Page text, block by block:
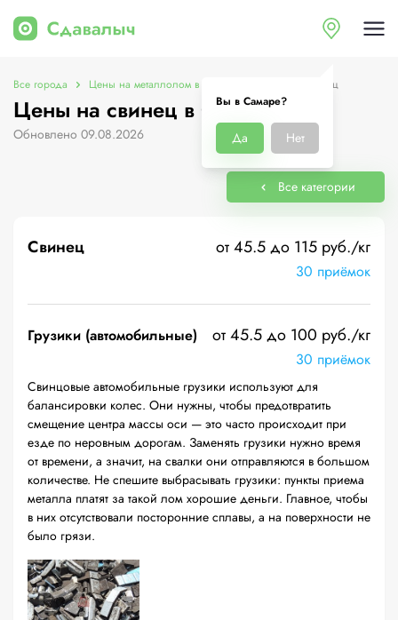
Вы в Самаре?
Да Нет
Все города Цены на металлолом в Самаре Цены на свинец
Цены на свинец в Самаре
Обновлено 09.08.2026
Все категории
Свинец от 45.5 до 115 руб./кг
30 приёмок
Грузики (автомобильные) от 45.5 до 100 руб./кг
30 приёмок
Свинцовые автомобильные грузики используют для
балансировки колес. Они нужны, чтобы предотвратить
смещение центра массы оси — это часто происходит при
езде по неровным дорогам. Заменять грузики нужно время
от времени, а значит, на свалки они отправляются в большом
количестве. Не спешите выбрасывать грузики: пункты приема
металла платят за такой лом хорошие деньги. Главное, чтобы
в них отсутствовали посторонние сплавы, а на поверхности не
было грязи.